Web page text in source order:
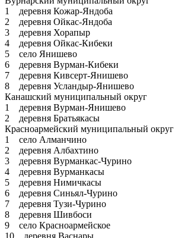
1 деревня Кожар-Яндоба
2 деревня Ойкас-Яндоба
3 деревня Хорапыр
4 деревня Ойкас-Кибеки
5 село Янишево
6 деревня Вурман-Кибеки
7 деревня Кивсерт-Янишево
8 деревня Усландыр-Янишево
Канашский муниципальный округ
1 деревня Вурман-Янишево
2 деревня Братьякасы
Красноармейский муниципальный округ
1 село Алманчино
2 деревня Албахтино
3 деревня Вурманкас-Чурино
4 деревня Вурманкасы
5 деревня Нимичкасы
6 деревня Синьял-Чурино
7 деревня Тузи-Чурино
8 деревня Шивбоси
9 село Красноармейское